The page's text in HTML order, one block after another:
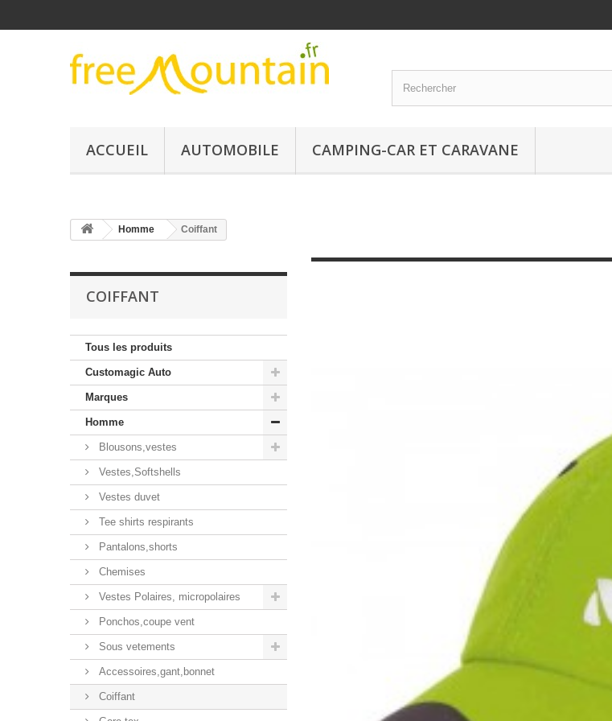
ACCUEIL AUTOMOBILE CAMPING-CAR ET CARAVANE
Homme Coiffant
COIFFANT
Tous les produits
Customagic Auto
Marques
Homme
Blousons,vestes
Vestes,Softshells
Vestes duvet
Tee shirts respirants
Pantalons,shorts
Chemises
Vestes Polaires, micropolaires
Ponchos,coupe vent
Sous vetements
Accessoires,gant,bonnet
Coiffant